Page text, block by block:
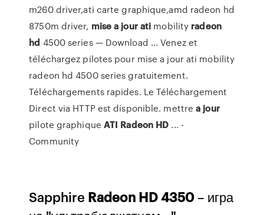
m260 driver,ati carte graphique,amd radeon hd
8750m driver, misea jour ati mobility radeon
hd 4500 series — Download ... Venez et
téléchargez pilotes pour mise a jour ati mobility
radeon hd 4500 series gratuitement.
Téléchargements rapides. Le Téléchargement
Direct via HTTP est disponible. mettrea jour
pilote graphique ATI Radeon HD ... -
Community
Sapphire Radeon HD4350 – игра